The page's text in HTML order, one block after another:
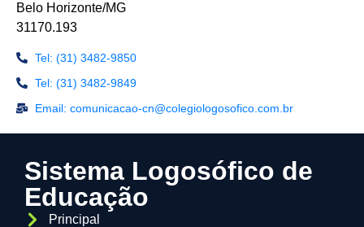
Belo Horizonte/MG
31170.193
Tel: (31) 3482-9850
Tel: (31) 3482-9849
Email: comunicacao-cn@colegiologosofico.com.br
Sistema Logosófico de
Educação
Principal